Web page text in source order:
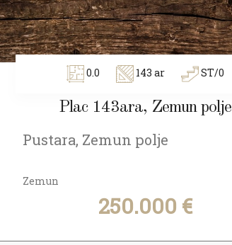
0.0 143 ar ST/0
Plac 143ara, Zemun polje
Pustara, Zemun polje
Zemun
250.000 €